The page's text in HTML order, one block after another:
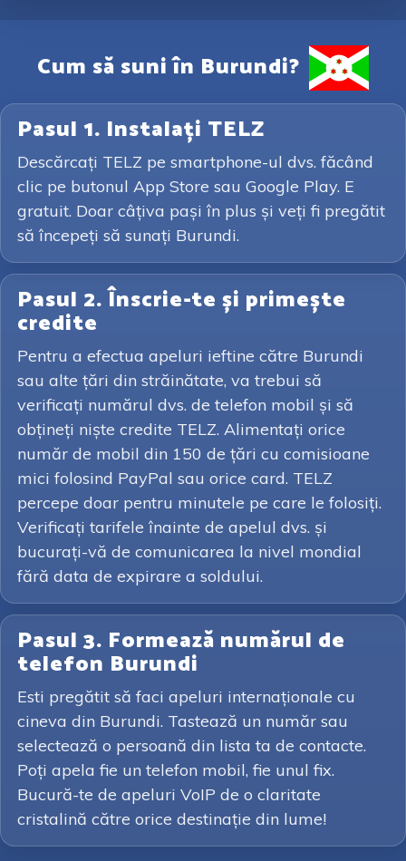
Cum să suni în Burundi?
Pasul 1. Instalați TELZ
Descărcați TELZ pe smartphone-ul dvs. făcând
clic pe butonul App Store sau Google Play. E
gratuit. Doar câțiva pași în plus și veți fi pregătit
să începeți să sunați Burundi.
Pasul 2. Înscrie-te și primește
credite
Pentru a efectua apeluri ieftine către Burundi
sau alte țări din străinătate, va trebui să
verificați numărul dvs. de telefon mobil și să
obțineți niște credite TELZ. Alimentați orice
număr de mobil din 150 de țări cu comisioane
mici folosind PayPal sau orice card. TELZ
percepe doar pentru minutele pe care le folosiți.
Verificați tarifele înainte de apelul dvs. și
bucurați-vă de comunicarea la nivel mondial
fără data de expirare a soldului.
Pasul 3. Formează numărul de
telefon Burundi
Esti pregătit să faci apeluri internaționale cu
cineva din Burundi. Tastează un număr sau
selectează o persoană din lista ta de contacte.
Poți apela fie un telefon mobil, fie unul fix.
Bucură-te de apeluri VoIP de o claritate
cristalină către orice destinație din lume!